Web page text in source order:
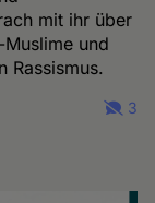
mit ihr über
und
Rassismus.
3